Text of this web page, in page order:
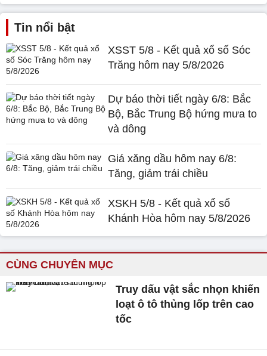
Tin nổi bật
XSST 5/8 - Kết quả xổ số Sóc
Trăng hôm nay 5/8/2026
Dự báo thời tiết ngày 6/8: Bắc
Bộ, Bắc Trung Bộ hứng mưa to
và dông
Giá xăng dầu hôm nay 6/8:
Tăng, giảm trái chiều
XSKH 5/8 - Kết quả xổ số
Khánh Hòa hôm nay 5/8/2026
CÙNG CHUYÊN MỤC
Truy dấu vật sắc nhọn khiến
loạt ô tô thủng lốp trên cao
tốc